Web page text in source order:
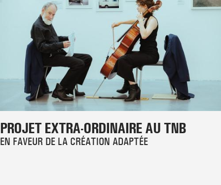
PROJET EXTRA-ORDINAIRE AU TNB
EN FAVEUR DE LA CRÉATION ADAPTÉE